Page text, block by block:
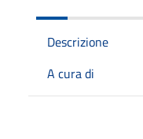
Descrizione
A cura di